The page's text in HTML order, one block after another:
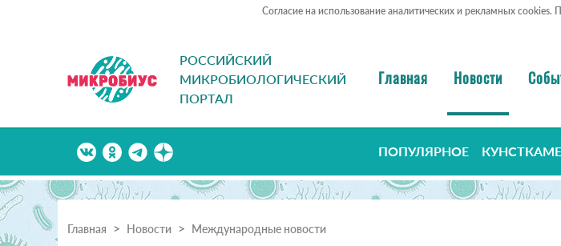
Согласие на использование аналитических и рекламных cookies.
РОССИЙСКИЙ
МИКРОБИОЛОГИЧЕСКИЙ
ПОРТАЛ
Главная Новости
ПОПУЛЯРНОЕ
Главная Новости Международные новости